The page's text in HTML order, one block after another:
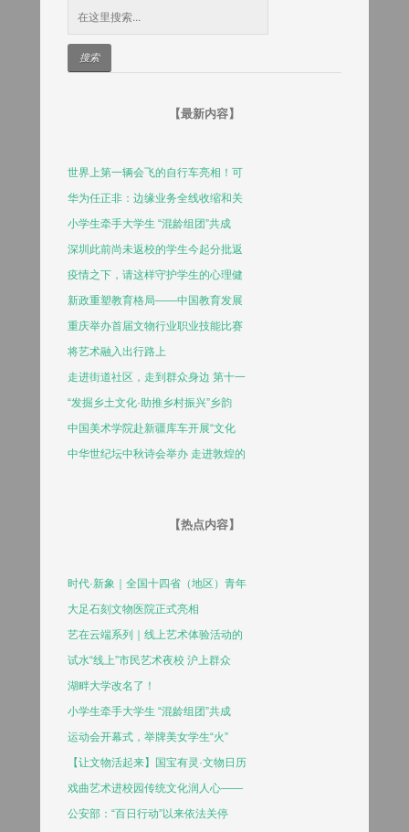
【最新内容】
世界上第一辆会飞的自行车亮相！可
华为任正非：边缘业务全线收缩和关
小学生牵手大学生 “混龄组团”共成
深圳此前尚未返校的学生今起分批返
疫情之下，请这样守护学生的心理健
新政重塑教育格局——中国教育发展
重庆举办首届文物行业职业技能比赛
将艺术融入出行路上
走进街道社区，走到群众身边 第十一
“发掘乡土文化·助推乡村振兴”乡韵
中国美术学院赴新疆库车开展“文化
中华世纪坛中秋诗会举办 走进敦煌的
【热点内容】
时代·新象｜全国十四省（地区）青年
大足石刻文物医院正式亮相
艺在云端系列｜线上艺术体验活动的
试水“线上”市民艺术夜校 沪上群众
湖畔大学改名了！
小学生牵手大学生 “混龄组团”共成
运动会开幕式，举牌美女学生“火”
【让文物活起来】国宝有灵·文物日历
戏曲艺术进校园传统文化润人心——
公安部：“百日行动”以来依法关停